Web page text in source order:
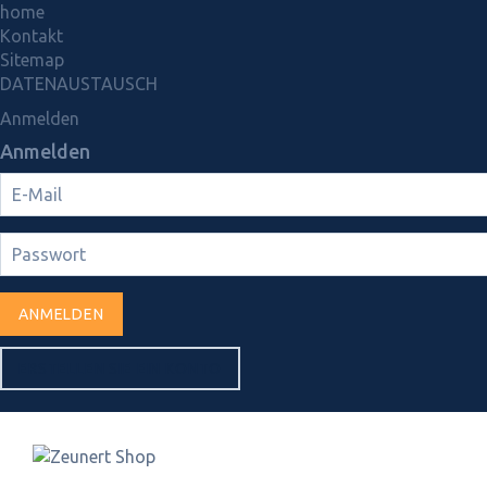
home
Kontakt
Sitemap
DATENAUSTAUSCH
Anmelden
Anmelden
ANMELDEN